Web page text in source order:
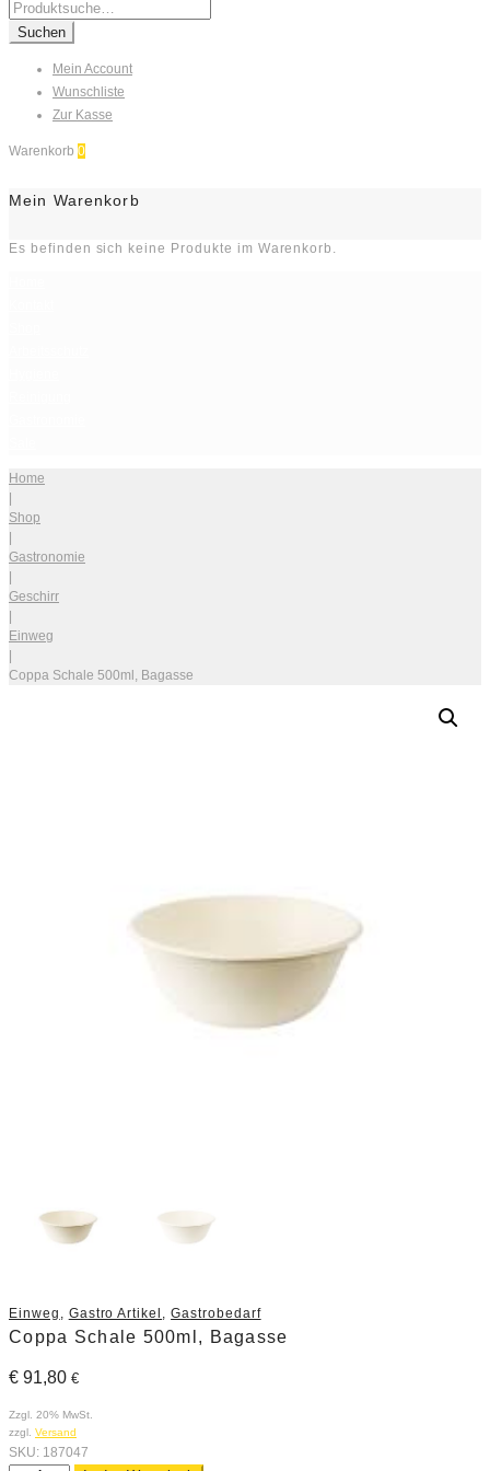
Search
for:
Suchen
Mein Account
Wunschliste
Zur Kasse
Warenkorb 0
Mein Warenkorb
Es befinden sich keine Produkte im Warenkorb.
Home
|
Shop
|
Gastronomie
|
Geschirr
|
Einweg
|
Coppa Schale 500ml, Bagasse
Einweg Gastro Artikel ,Gastrobedarf
Coppa Schale 500ml, Bagasse
€ 91,80 €
Zzgl. 20% MwSt.
zzgl. Versand
SKU: 187047